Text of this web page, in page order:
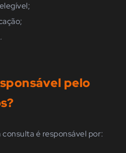
pelo
é responsável por: